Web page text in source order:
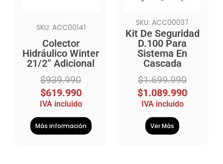
SKU: ACC00141
Colector
Hidráulico Winter
21/2” Adicional
$939.990
$619.990
IVA incluido
Más información
SKU: ACC00037
Kit De Seguridad
D.100 Para
Sistema En
Cascada
$1.699.990
$1.089.990
IVA incluido
Ver Más